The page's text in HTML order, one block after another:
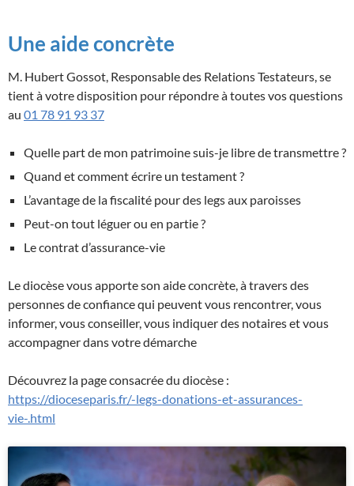
Une aide concrète
M. Hubert Gossot, Responsable des Relations Testateurs, se
tient à votre disposition pour répondre à toutes vos questions
au 01 78 91 93 37
Quelle part de mon patrimoine suis-je libre de transmettre ?
Quand et comment écrire un testament ?
L’avantage de la fiscalité pour des legs aux paroisses
Peut-on tout léguer ou en partie ?
Le contrat d’assurance-vie
Le diocèse vous apporte son aide concrète, à travers des
personnes de confiance qui peuvent vous rencontrer, vous
informer, vous conseiller, vous indiquer des notaires et vous
accompagner dans votre démarche
Découvrez la page consacrée du diocèse :
https://dioceseparis.fr/-legs-donations-et-assurances-
vie-.html